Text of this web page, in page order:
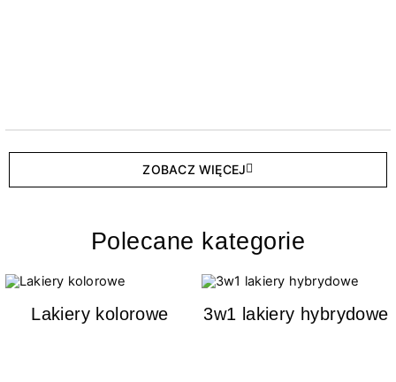
ZOBACZ WIĘCEJ
Polecane kategorie
Lakiery kolorowe 3w1 lakiery hybrydowe